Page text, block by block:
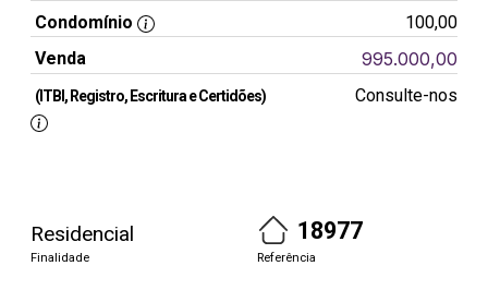
Condomínio
100,00
Venda
995.000,00
(ITBI, Registro, Escritura e Certidões) Consulte-nos
Residencial
Finalidade
18977
Referência